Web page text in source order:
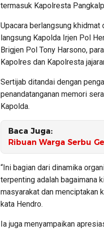
termasuk Kapolresta
Upacara berlangsung khidmat
langsung Kapolda Irjen Pol
Brigjen Pol Tony Harsono,
Kapolres dan Kapolresta
Sertijab ditandai dengan
penandatanganan memori
Kapolda.
Baca Juga:
Ribuan Warga Serbu
“Ini bagian dari dinamika
terpenting adalah bagaimana
masyarakat dan menciptakan
kata Hendro.
Ia juga menyampaikan